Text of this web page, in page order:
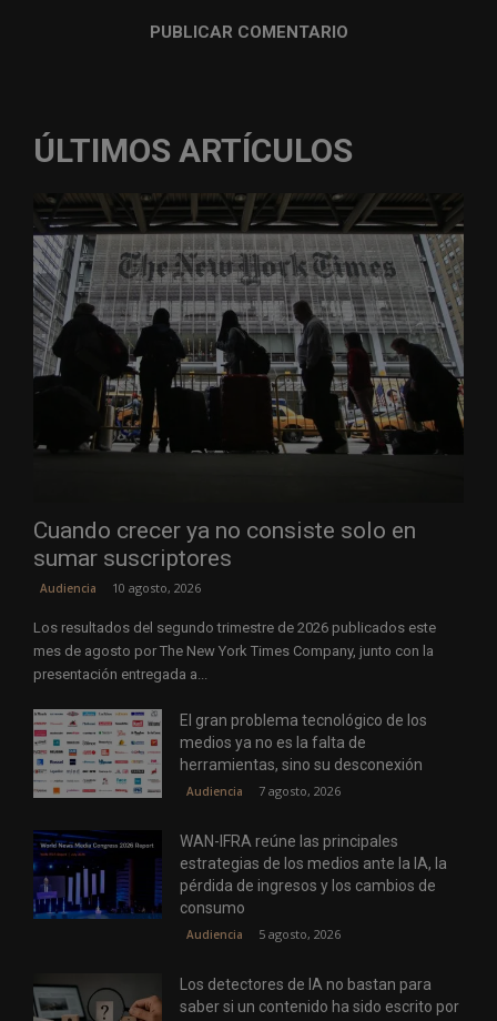
ÚLTIMOS ARTÍCULOS
Cuando crecer ya no consiste solo en
sumar suscriptores
Audiencia 10 agosto, 2026
Los resultados del segundo trimestre de 2026 publicados este
mes de agosto por The New York Times Company, junto con la
presentación entregada a...
El gran problema tecnológico de los
medios ya no es la falta de
herramientas, sino su desconexión
Audiencia 7 agosto, 2026
WAN-IFRA reúne las principales
estrategias de los medios ante la IA, la
pérdida de ingresos y los cambios de
consumo
Audiencia 5 agosto, 2026
Los detectores de IA no bastan para
saber si un contenido ha sido escrito por